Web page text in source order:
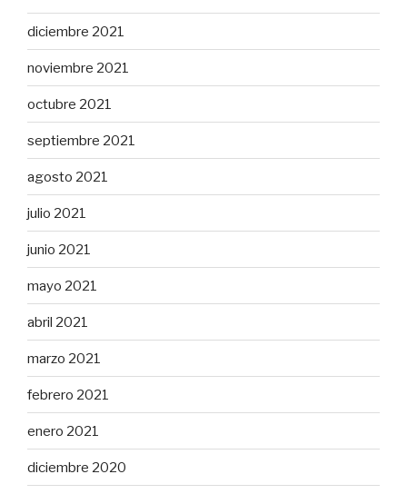
diciembre 2021
noviembre 2021
octubre 2021
septiembre 2021
agosto 2021
julio 2021
junio 2021
mayo 2021
abril 2021
marzo 2021
febrero 2021
enero 2021
diciembre 2020